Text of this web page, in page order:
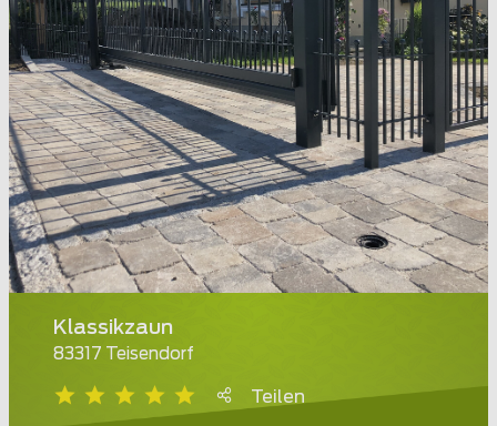
Klassikzaun
83317 Teisendorf
Teilen